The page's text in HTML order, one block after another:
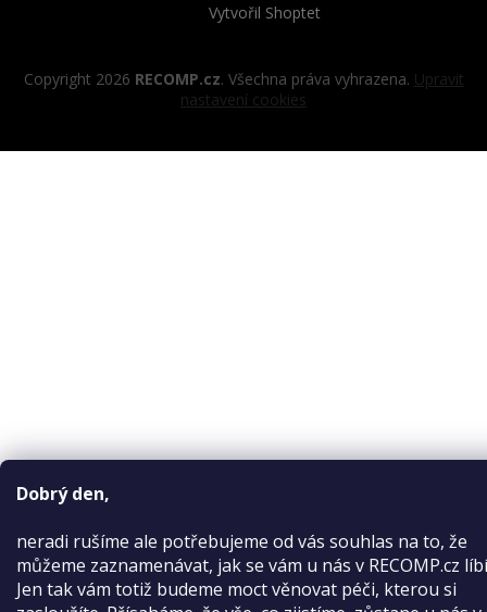
Dobrý den,
neradi rušíme ale potřebujeme od vás souhlas na to, že
můžeme zaznamenávat, jak se vám u nás v RECOMP.cz
Jen tak vám totiž budeme moct věnovat péči, kterou si
Vytvořil Shoptet
Copyright 2026 RECOMP.cz. Všechna práva vyhrazena. Upravit
nastavení cookies